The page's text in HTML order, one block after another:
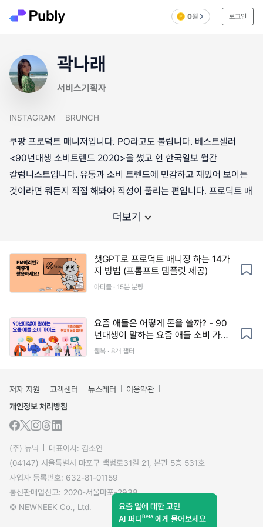
0원 로그인
곽나래
서비스기획자
INSTAGRAM BRUNCH
쿠팡 프로덕트 매니저입니다. PO라고도 불립니다. 베스트셀러
<90년대생 소비트렌드 2020>을 썼고 현 한국일보 월간
칼럼니스트입니다. 유통과 소비 트렌드에 민감하고 재밌어 보이는
것이라면 뭐든지 직접 해봐야 직성이 풀리는 편입니다. 프로덕트 매
더보기
챗GPT로 프로덕트 매니징 하는 14가
지 방법 (프롬프트 템플릿 제공)
아티클 · 15분 분량
요즘 애들은 어떻게 돈을 쓸까? - 90
년대생이 말하는 요즘 애들 소비 가이
드
웹북 · 8개 챕터
저자 지원 고객센터 뉴스레터
이용약관
개인정보 처리방침
(주) 뉴닉
대표이사: 김소연
(04147) 서울특별시 마포구 백범로31길 21, 본관 5층 531호
사업자 등록번호: 632-81-01159
통신판매업신고: 2020-서울마포-2938
© NEWNEEK Co., Ltd.
요즘 일에 대한 고민
AI 퍼디Beta 에게 물어보세요